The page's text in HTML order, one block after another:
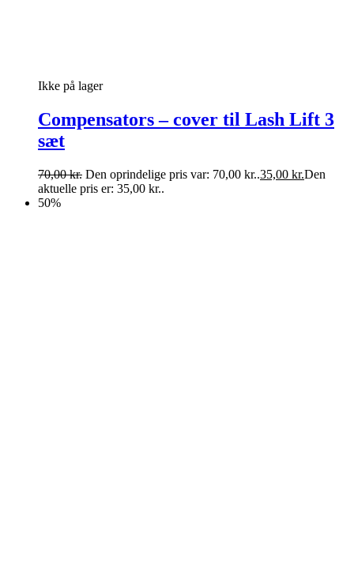
Ikke på lager
Compensators – cover til Lash Lift 3
sæt
70,00kr. Den oprindelige pris var: 70,00 kr..35,00 kr.Den
aktuelle pris er: 35,00 kr..
50%